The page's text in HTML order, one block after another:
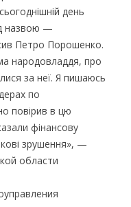
день
назвою —
Петро Порошенко.
народовладдя, про
за неї. Я пишаюсь
по
повірив в цю
фінансову
зрушення», —
области